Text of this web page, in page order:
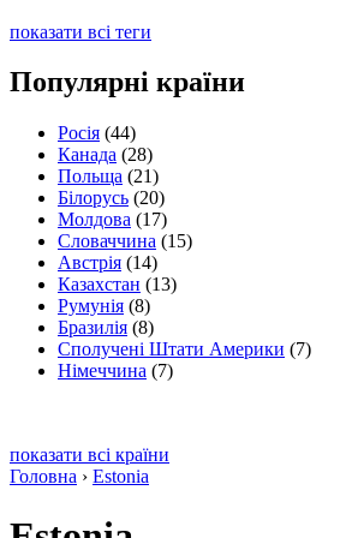
показати всі теги
Популярні країни
Росія (44)
Канада (28)
Польща (21)
Білорусь (20)
Молдова (17)
Словаччина (15)
Австрія (14)
Казахстан (13)
Румунія (8)
Бразилія (8)
Сполучені Штати Америки (7)
Німеччина (7)
показати всі країни
Головна › Estonia